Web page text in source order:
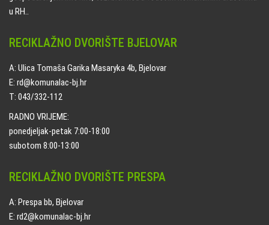
u RH..
RECIKLAŽNO DVORIŠTE BJELOVAR
A: Ulica Tomaša Garika Masaryka 4b, Bjelovar
E: rd@komunalac-bj.hr
T: 043/332-112
RADNO VRIJEME:
ponedjeljak-petak 7:00-18:00
subotom 8:00-13:00
RECIKLAŽNO DVORIŠTE PRESPA
A: Prespa bb, Bjelovar
E: rd2@komunalac-bj.hr